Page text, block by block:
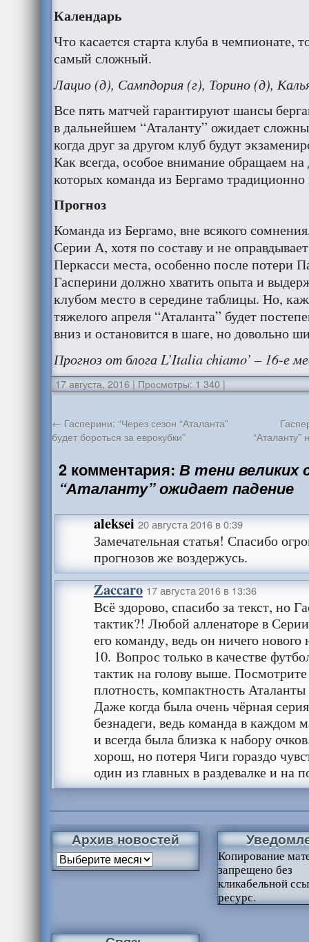
Календарь
Что касается старта клуба в чемпионате,
самый сложный.
Лацио (д), Сампдория (г), Торино (д),
Все пять матчей гарантируют шансы
в дальнейшем “Аталанту” ожидает
когда друг за другом клуб будут
Как всегда, особое внимание обращаем
которых команда из Бергамо традиционно
Прогноз
Команда из Бергамо, вне всякого
Серии А, хотя по составу и не
Перкасси места, особенно после потери
Гасперини должно хватить опыта и
клубом место в середине таблицы. Но,
тяжелого апреля “Аталанта” будет
вниз и остановится в шаге, но довольно
Прогноз от блога L’Italia chiamo’ – 16-е
17 августа, 2016 | Просмотры: 1 340|
← Гасперини: “Через сезон “Аталанта”
будет бороться за еврокубки”
2 комментария: В тени великих
“Аталанту” ожидает падение
aleksei 20 августа 2016 в 0:39
Замечательная статья! Спасибо
прогнозов же воздержусь.
Zaccaro 17 августа 2016 в 13:36
Всё здорово, спасибо за текст, но
тактик?! Любой алленаторе в
его команду, ведь он ничего нового
10. Вопрос только в качестве
тактик на голову выше.
плотность, компактность
Даже когда была очень чёрная
безнадеги, ведь команда в каждом
и всегда была близка к набору
хорош, но потеря Чиги гораздо
один из главных в раздевалке и на
Архив новостей
Копирование
запрещено без
кликабельной
ресурс.